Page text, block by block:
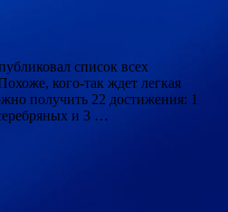
список всех
кого-так ждет легкая
получить 22 достижения: 1
и 3 …